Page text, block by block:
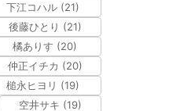
下江コハル (21)
後藤ひとり (21)
橘ありす (20)
仲正イチカ (20)
槌永ヒヨリ (19)
空井サキ (19)